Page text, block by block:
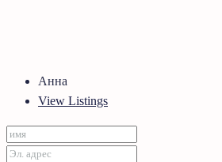
Анна
View Listings